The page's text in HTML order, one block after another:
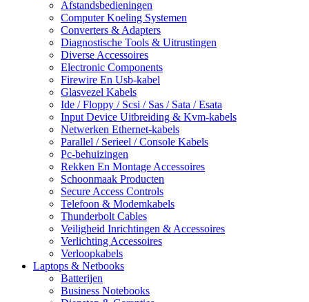
Afstandsbedieningen
Computer Koeling Systemen
Converters & Adapters
Diagnostische Tools & Uitrustingen
Diverse Accessoires
Electronic Components
Firewire En Usb-kabel
Glasvezel Kabels
Ide / Floppy / Scsi / Sas / Sata / Esata
Input Device Uitbreiding & Kvm-kabels
Netwerken Ethernet-kabels
Parallel / Serieel / Console Kabels
Pc-behuizingen
Rekken En Montage Accessoires
Schoonmaak Producten
Secure Access Controls
Telefoon & Modemkabels
Thunderbolt Cables
Veiligheid Inrichtingen & Accessoires
Verlichting Accessoires
Verloopkabels
Laptops & Netbooks
Batterijen
Business Notebooks